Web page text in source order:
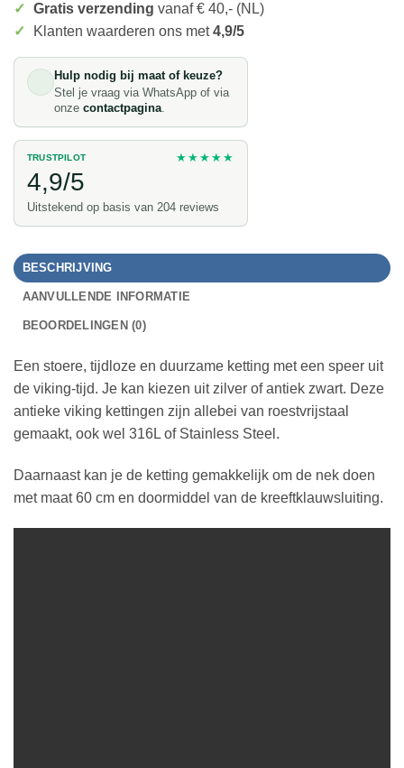
✓ Gratis verzending vanaf € 40,- (NL)
✓
Klanten waarderen ons met4,9/5
Hulp nodig bij maat of keuze?
Stel je vraag via WhatsApp of via
onze contactpagina.
TRUSTPILOT ★★★★★
4,9/5
Uitstekend op basis van 204 reviews
BESCHRIJVING
AANVULLENDE INFORMATIE
BEOORDELINGEN (0)
Een stoere, tijdloze en duurzame ketting met een speer uit
de viking-tijd. Je kan kiezen uit zilver of antiek zwart. Deze
antieke viking kettingen zijn allebei van roestvrijstaal
gemaakt, ook wel 316L of Stainless Steel.
Daarnaast kan je de ketting gemakkelijk om de nek doen
met maat 60 cm en doormiddel van de kreeftklauwsluiting.